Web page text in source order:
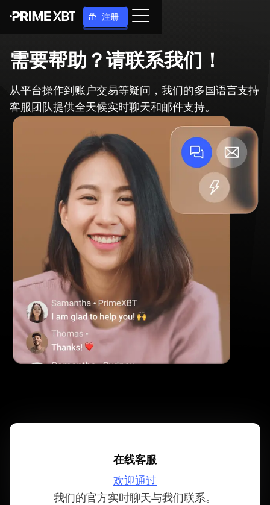
注册
需要帮助？请联系我们！
从平台操作到账户交易等疑问，我们的多国语言支持
客服团队提供全天候实时聊天和邮件支持。
在线客服
欢迎通过
我们的官方实时聊天与我们联系。